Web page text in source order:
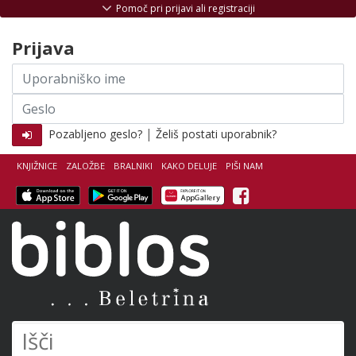
KNJIŽNICE ZALOŽBE BRALNIKI KAKO DELUJE PIŠI NAM
Facebook
Pomoč pri prijavi ali registraciji
Prijava
Uporabniško
ime
Geslo
Pozabljeno geslo? | Želiš postati uporabnik?